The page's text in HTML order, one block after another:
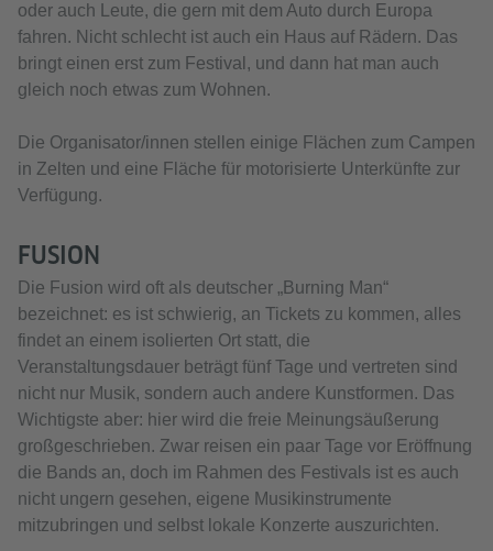
oder auch Leute, die gern mit dem Auto durch Europa
fahren. Nicht schlecht ist auch ein Haus auf Rädern. Das
bringt einen erst zum Festival, und dann hat man auch
gleich noch etwas zum Wohnen.
Die Organisator/innen stellen einige Flächen zum Campen
in Zelten und eine Fläche für motorisierte Unterkünfte zur
Verfügung.
FUSION
Die Fusion wird oft als deutscher „Burning Man“
bezeichnet: es ist schwierig, an Tickets zu kommen, alles
findet an einem isolierten Ort statt, die
Veranstaltungsdauer beträgt fünf Tage und vertreten sind
nicht nur Musik, sondern auch andere Kunstformen. Das
Wichtigste aber: hier wird die freie Meinungsäußerung
großgeschrieben. Zwar reisen ein paar Tage vor Eröffnung
die Bands an, doch im Rahmen des Festivals ist es auch
nicht ungern gesehen, eigene Musikinstrumente
mitzubringen und selbst lokale Konzerte auszurichten.